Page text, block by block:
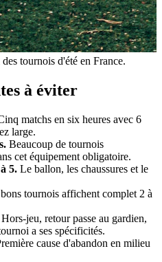
tournois d'été en France.
à éviter
matchs en six heures avec 6
large.
Beaucoup de tournois
cet équipement obligatoire.
5. Le ballon, les chaussures et le
tournois affichent complet 2 à
Hors-jeu, retour passe au gardien,
a ses spécificités.
cause d'abandon en milieu